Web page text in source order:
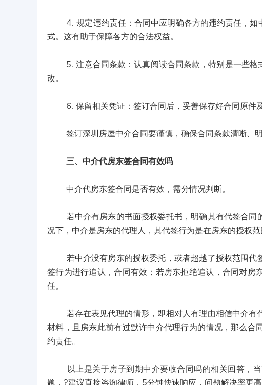
4. 规定违约责任：合同中应明确各方的违约责任，如
式。这有助于保障各方的合法权益。
5. 注意合同条款：认真阅读合同条款，特别是一些格
改。
6. 保留相关凭证：签订合同后，妥善保存好合同原件及
签订深圳房屋中介合同要谨慎，确保合同条款清晰、明
三、中介代房东签合同有效吗
中介代房东签合同是否有效，需分情况判断。
若中介有房东的书面授权委托书，明确其有代签合同
况下，中介是房东的代理人，其代签行为是在房东的授权
若中介没有房东的授权委托，或者超越了授权范围代
签行为进行追认，合同有效；若房东拒绝追认，合同对
任。
若存在表见代理的情形，即相对人有理由相信中介有
材料，且房东此前有过默许中介代理行为的情况，那么合
约责任。
以上是关于房子到期中介要收合同吗的相关回答，当
题，?建议直接咨询律师，5分钟快速响应，问题解决率更高